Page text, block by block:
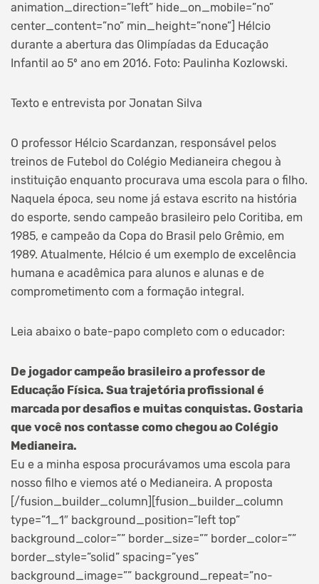
animation_direction=”left” hide_on_mobile=”no”
center_content=”no” min_height=”none”] Hélcio
durante a abertura das Olimpíadas da Educação
Infantil ao 5º ano em 2016. Foto: Paulinha Kozlowski.
Texto e entrevista por Jonatan Silva
O professor Hélcio Scardanzan, responsável pelos
treinos de Futebol do Colégio Medianeira chegou à
instituição enquanto procurava uma escola para o filho.
Naquela época, seu nome já estava escrito na história
do esporte, sendo campeão brasileiro pelo Coritiba, em
1985, e campeão da Copa do Brasil pelo Grêmio, em
1989. Atualmente, Hélcio é um exemplo de excelência
humana e acadêmica para alunos e alunas e de
comprometimento com a formação integral.
Leia abaixo o bate-papo completo com o educador:
De jogador campeão brasileiro a professor de
Educação Física. Sua trajetória profissional é
marcada por desafios e muitas conquistas. Gostaria
que você nos contasse como chegou ao Colégio
Medianeira.
Eu e a minha esposa procurávamos uma escola para
nosso filho e viemos até o Medianeira. A proposta
[/fusion_builder_column][fusion_builder_column
type=”1_1″ background_position=”left top”
background_color=”” border_size=”” border_color=””
border_style=”solid” spacing=”yes”
background_image=”” background_repeat=”no-